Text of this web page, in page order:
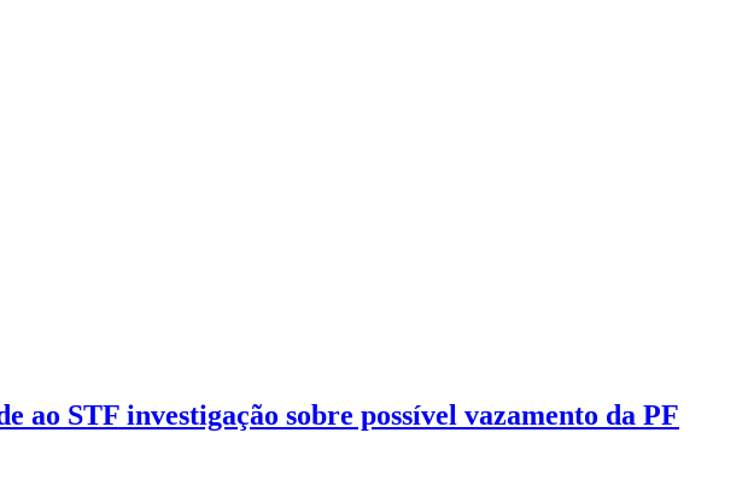
STF investigação sobre possível vazamento da PF